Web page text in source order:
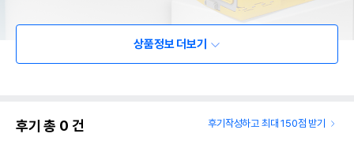
상품정보 더보기
후기 총 0 건 후기작성하고 최대 150점 받기